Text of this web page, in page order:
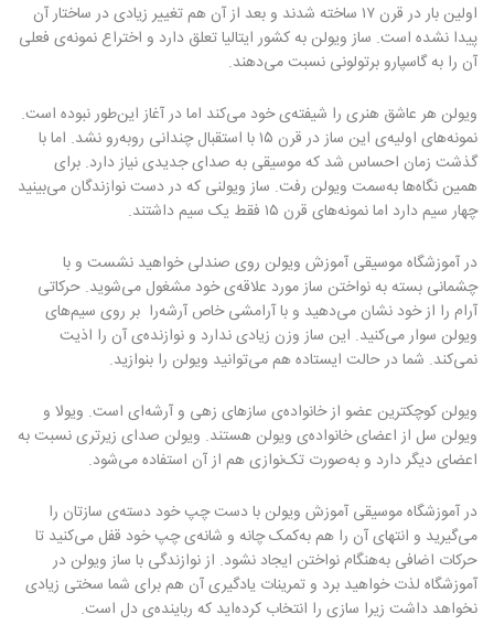
اولین بار در قرن ۱۷ ساخته شدند و بعد از آن هم تغییر زیادی در ساختار آن
پیدا نشده است. ساز ویولن به کشور ایتالیا تعلق دارد و اختراع نمونه‌ی فعلی
آن را به گاسپارو برتولونی نسبت می‌دهند.
ویولن هر عاشق هنری را شیفته‌ی خود می‌کند اما در آغاز این‌طور نبوده است.
نمونه‌های اولیه‌ی این ساز در قرن ۱۵ با استقبال چندانی روبه‌رو نشد. اما با
گذشت زمان احساس شد که موسیقی به صدای جدیدی نیاز دارد. برای
همین نگاه‌ها به‌سمت ویولن رفت. ساز ویولنی که در دست نوازندگان می‌بینید
چهار سیم دارد اما نمونه‌های قرن ۱۵ فقط یک سیم داشتند.
در آموزشگاه موسیقی آموزش ویولن روی صندلی خواهید نشست و با
چشمانی بسته به نواختن ساز مورد علاقه‌ی خود مشغول می‌شوید. حرکاتی
آرام را از خود نشان می‌دهید و با آرامشی خاص آرشه‌را بر روی سیم‌های
ویولن سوار می‌کنید. این ساز وزن زیادی ندارد و نوازنده‌ی آن را اذیت
نمی‌کند. شما در حالت ایستاده هم می‌توانید ویولن را بنوازید.
ویولن کوچکترین عضو از خانواده‌ی سازهای زهی و آرشه‌ای است. ویولا و
ویولن سل از اعضای خانواده‌ی ویولن هستند. ویولن صدای زیرتری نسبت به
اعضای دیگر دارد و به‌صورت تک‌نوازی هم از آن استفاده می‌شود.
در آموزشگاه موسیقی آموزش ویولن با دست چپ خود دسته‌ی سازتان را
می‌گیرید و انتهای آن را هم به‌کمک چانه و شانه‌ی چپ خود قفل می‌کنید تا
حرکات اضافی به‌هنگام نواختن ایجاد نشود. از نوازندگی با ساز ویولن در
آموزشگاه لذت خواهید برد و تمرینات یادگیری آن هم برای شما سختی زیادی
نخواهد داشت زیرا سازی را انتخاب کرده‌اید که رباینده‌ی دل است.